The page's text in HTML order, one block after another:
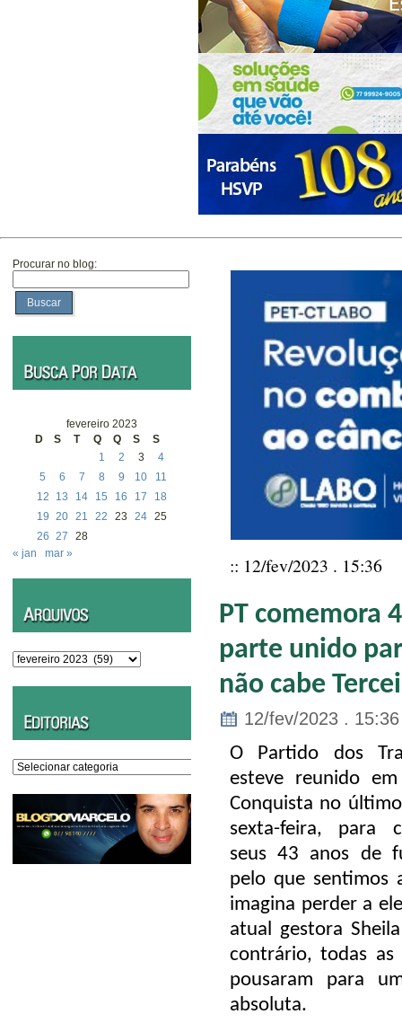
Procurar no blog:
Buscar
fevereiro 2023
D
S T Q Q S
S
1
2 3
4
5
6 7 8 9 10
11
12
13 14 15 16 17
18
19 20 21 22 23 24 25
26 27
28
« jan
mar »
Arquivos
Editorias
:: 12/fev/2023 . 15:36
PT comemora
parte unido
não cabe
12/fev/2023 . 15:36
O Partido dos
esteve reunido
Conquista no
sexta-feira, para
seus 43 anos de
pelo que sentimos
imagina perder a
atual gestora
contrário, todas as
pousaram para
absoluta.